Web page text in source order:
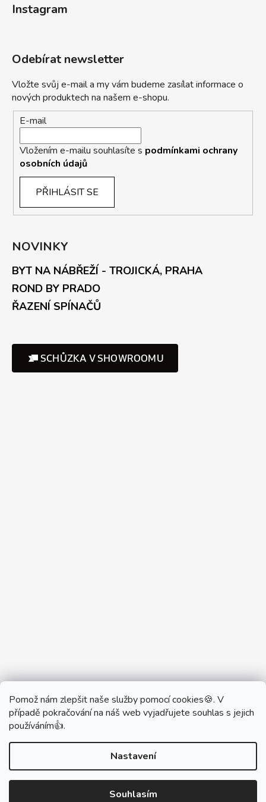
Pomož nám zlepšit naše služby pomocí cookies🍪. V
případě pokračování na náš web vyjadřujete souhlas s jejich
používáním👍.
Nastavení
Souhlasím
Instagram
Odebírat newsletter
Vložte svůj e-mail a my vám budeme zasílat informace o
nových produktech na našem e-shopu.
E-mail
Vložením e-mailu souhlasíte s podmínkami ochrany
osobních údajů
PŘIHLÁSIT SE
NOVINKY
BYT NA NÁBŘEŽÍ - TROJICKÁ, PRAHA
ROND BY PRADO
ŘAZENÍ SPÍNAČŮ
SCHŮZKA V SHOWROOMU
Partner Showroom MONOBRAND
Partner Eshop Monobrand.online
Vytvořil Shoptet
DŮM VYPÍNAČŮ